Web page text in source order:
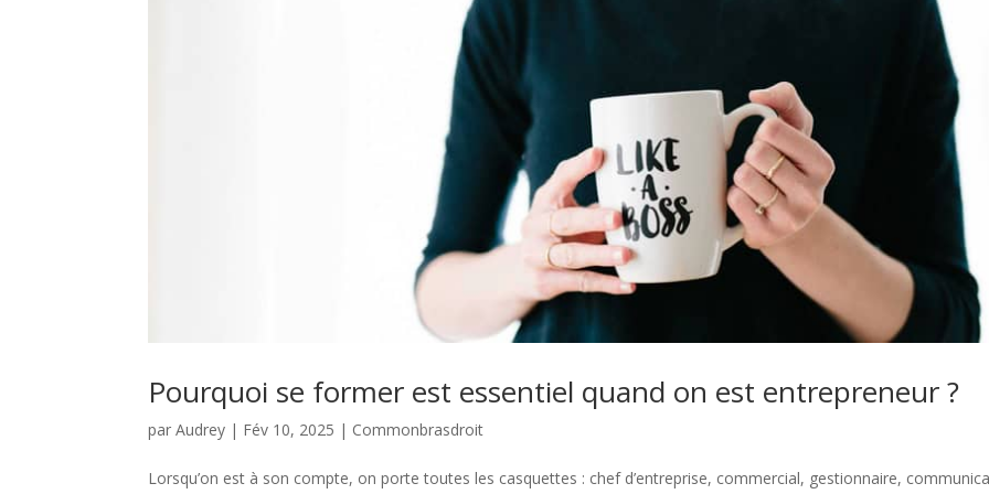
Pourquoi se former est essentiel quand on est entrepreneur ?
parAudrey | Fév 10, 2025 | Commonbrasdroit
Lorsqu’on est à son compte, on porte toutes les casquettes : chef d’entreprise, commercial, gestionnaire,